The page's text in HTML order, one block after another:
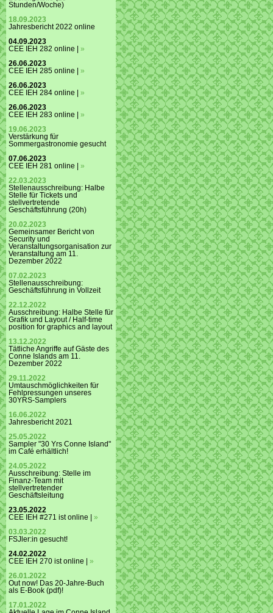
Stunden/Woche)
18.09.2023
Jahresbericht 2022 online
04.09.2023
CEE IEH 282 online | »
26.06.2023
CEE IEH 285 online | »
26.06.2023
CEE IEH 284 online | »
26.06.2023
CEE IEH 283 online | »
19.06.2023
Verstärkung für
Sommergastronomie gesucht
07.06.2023
CEE IEH 281 online | »
22.03.2023
Stellenausschreibung: Halbe
Stelle für Tickets und
stellvertretende
Geschäftsführung (20h)
20.02.2023
Gemeinsamer Bericht von
Security und
Veranstaltungsorganisation zur
Veranstaltung am 11.
Dezember 2022
07.02.2023
Stellenausschreibung:
Geschäftsführung in Vollzeit
22.12.2022
Ausschreibung: Halbe Stelle für
Grafik und Layout / Half-time
position for graphics and layout
13.12.2022
Tätliche Angriffe auf Gäste des
Conne Islands am 11.
Dezember 2022
29.11.2022
Umtauschmöglichkeiten für
Fehlpressungen unseres
30YRS-Samplers
16.06.2022
Jahresbericht 2021
25.05.2022
Sampler "30 Yrs Conne Island"
im Café erhältlich!
24.05.2022
Ausschreibung: Stelle im
Finanz-Team mit
stellvertretender
Geschäftsleitung
23.05.2022
CEE IEH #271 ist online | »
03.03.2022
FSJler:in gesucht!
24.02.2022
CEE IEH 270 ist online | »
26.01.2022
Out now! Das 20-Jahre-Buch
als E-Book (pdf)!
17.01.2022